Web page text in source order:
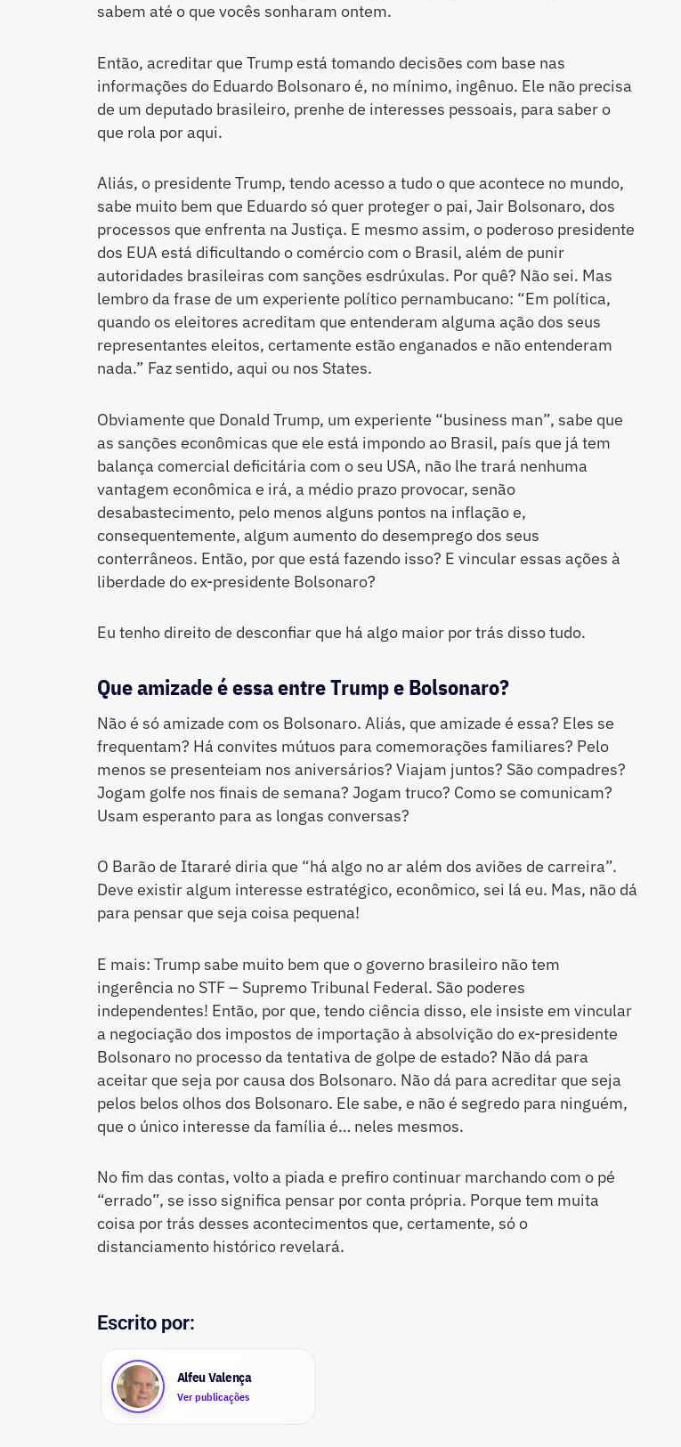
sabem até o que vocês sonharam ontem.
Então, acreditar que Trump está tomando decisões com base nas
informações do Eduardo Bolsonaro é, no mínimo, ingênuo. Ele não precisa
de um deputado brasileiro, prenhe de interesses pessoais, para saber o
que rola por aqui.
Aliás, o presidente Trump, tendo acesso a tudo o que acontece no mundo,
sabe muito bem que Eduardo só quer proteger o pai, Jair Bolsonaro, dos
processos que enfrenta na Justiça. E mesmo assim, o poderoso presidente
dos EUA está dificultando o comércio com o Brasil, além de punir
autoridades brasileiras com sanções esdrúxulas. Por quê? Não sei. Mas
lembro da frase de um experiente político pernambucano: “Em política,
quando os eleitores acreditam que entenderam alguma ação dos seus
representantes eleitos, certamente estão enganados e não entenderam
nada.” Faz sentido, aqui ou nos States.
Obviamente que Donald Trump, um experiente “business man”, sabe que
as sanções econômicas que ele está impondo ao Brasil, país que já tem
balança comercial deficitária com o seu USA, não lhe trará nenhuma
vantagem econômica e irá, a médio prazo provocar, senão
desabastecimento, pelo menos alguns pontos na inflação e,
consequentemente, algum aumento do desemprego dos seus
conterrâneos. Então, por que está fazendo isso? E vincular essas ações à
liberdade do ex-presidente Bolsonaro?
Eu tenho direito de desconfiar que há algo maior por trás disso tudo.
Que amizade é essa entre Trump e Bolsonaro?
Não é só amizade com os Bolsonaro. Aliás, que amizade é essa? Eles se
frequentam? Há convites mútuos para comemorações familiares? Pelo
menos se presenteiam nos aniversários? Viajam juntos? São compadres?
Jogam golfe nos finais de semana? Jogam truco? Como se comunicam?
Usam esperanto para as longas conversas?
O Barão de Itararé diria que “há algo no ar além dos aviões de carreira”.
Deve existir algum interesse estratégico, econômico, sei lá eu. Mas, não dá
para pensar que seja coisa pequena!
E mais: Trump sabe muito bem que o governo brasileiro não tem
ingerência no STF – Supremo Tribunal Federal. São poderes
independentes! Então, por que, tendo ciência disso, ele insiste em vincular
a negociação dos impostos de importação à absolvição do ex-presidente
Bolsonaro no processo da tentativa de golpe de estado? Não dá para
aceitar que seja por causa dos Bolsonaro. Não dá para acreditar que seja
pelos belos olhos dos Bolsonaro. Ele sabe, e não é segredo para ninguém,
que o único interesse da família é… neles mesmos.
No fim das contas, volto a piada e prefiro continuar marchando com o pé
“errado”, se isso significa pensar por conta própria. Porque tem muita
coisa por trás desses acontecimentos que, certamente, só o
distanciamento histórico revelará.
Escrito por:
Alfeu Valença
Ver publicações